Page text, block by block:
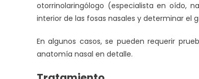
otorrinolaringólogo (especialista en oído,
interior de las fosas nasales y determinar el
En algunos casos, se pueden requerir
anatomía nasal en detalle.